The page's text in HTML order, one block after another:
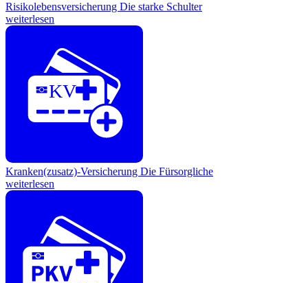
Risikolebensversicherung Die starke Schulter
weiterlesen
KV
Kranken(zusatz)-Versicherung Die Fürsorgliche
weiterlesen